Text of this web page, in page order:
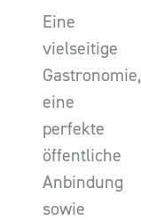
Eine
vielseitige
Gastronomie,
eine
perfekte
öffentliche
Anbindung
sowie